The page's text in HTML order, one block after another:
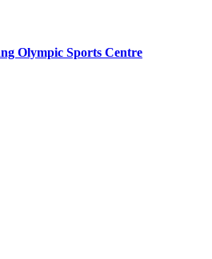
Olympic Sports Centre